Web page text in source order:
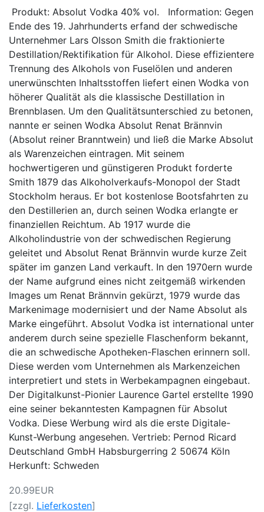
Produkt: Absolut Vodka 40% vol. Information: Gegen
Ende des 19. Jahrhunderts erfand der schwedische
Unternehmer Lars Olsson Smith die fraktionierte
Destillation/Rektifikation für Alkohol. Diese effizientere
Trennung des Alkohols von Fuselölen und anderen
unerwünschten Inhaltsstoffen liefert einen Wodka von
höherer Qualität als die klassische Destillation in
Brennblasen. Um den Qualitätsunterschied zu betonen,
nannte er seinen Wodka Absolut Renat Brännvin
(Absolut reiner Branntwein) und ließ die Marke Absolut
als Warenzeichen eintragen. Mit seinem
hochwertigeren und günstigeren Produkt forderte
Smith 1879 das Alkoholverkaufs-Monopol der Stadt
Stockholm heraus. Er bot kostenlose Bootsfahrten zu
den Destillerien an, durch seinen Wodka erlangte er
finanziellen Reichtum. Ab 1917 wurde die
Alkoholindustrie von der schwedischen Regierung
geleitet und Absolut Renat Brännvin wurde kurze Zeit
später im ganzen Land verkauft. In den 1970ern wurde
der Name aufgrund eines nicht zeitgemäß wirkenden
Images um Renat Brännvin gekürzt, 1979 wurde das
Markenimage modernisiert und der Name Absolut als
Marke eingeführt. Absolut Vodka ist international unter
anderem durch seine spezielle Flaschenform bekannt,
die an schwedische Apotheken-Flaschen erinnern soll.
Diese werden vom Unternehmen als Markenzeichen
interpretiert und stets in Werbekampagnen eingebaut.
Der Digitalkunst-Pionier Laurence Gartel erstellte 1990
eine seiner bekanntesten Kampagnen für Absolut
Vodka. Diese Werbung wird als die erste Digitale-
Kunst-Werbung angesehen. Vertrieb: Pernod Ricard
Deutschland GmbH Habsburgerring 2 50674 Köln
Herkunft: Schweden
20.99EUR
[zzgl. Lieferkosten]